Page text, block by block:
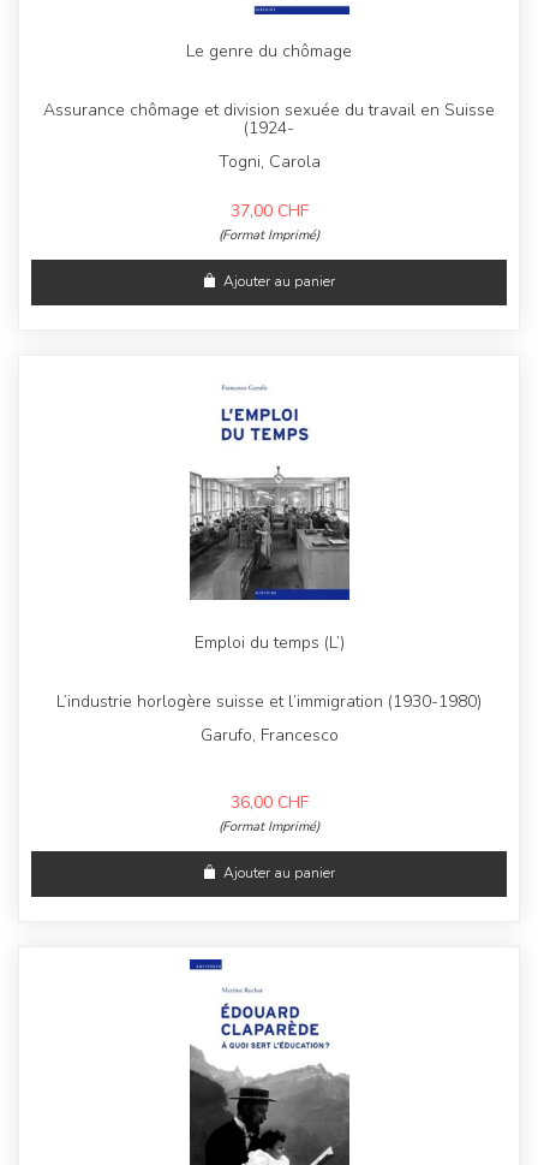
Le genre du chômage
Assurance chômage et division sexuée du travail en Suisse
(1924-
Togni, Carola
37,00 CHF
(Format Imprimé)
Ajouter au panier
Emploi du temps (L’)
L’industrie horlogère suisse et l’immigration (1930-1980)
Garufo, Francesco
36,00 CHF
(Format Imprimé)
Ajouter au panier